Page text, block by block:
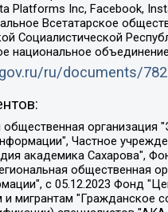
Platforms Inc, Facebook,
Всетатарское
Социалистической
национальное
ru/documents/
Центр Юрия Левады", Автономная некоммерческая организация социальной поддержки населения "Проект Апрель", Региональная общественная организация помощи женщинам и детям, находящимся в кризисной ситуации "Информационно-методический центр "Анна", Фонд содействия развитию массовых коммуникаций и правовому просвещению "Так-так-Так", Фонд содействия устойчивому развитию "Серебряная тайга", Свердловский региональный общественный фонд социальных проектов "Новое время", "Idel.Реалии", Кавказ.Реалии, Крым.Реалии, Телеканал Настоящее Время, Татаро-башкирская служба Радио Свобода (Azatliq Radiosi), Радио Свободная Европа/Радио Свобода (PCE/PC), "Сибирь.Реалии", "Фактограф", Благотворительный фонд помощи осужденным и их семьям, Автономная некоммерческая организация "Институт глобализации и социальных движений", Фонд "В защиту прав заключенных", Частное учреждение "Центр поддержки и содействия развитию средств массовой информации", Пензенский региональный общественный благотворительный фонд "Гражданский союз", "Север.Реалии", Некоммерческая организация Фонд "Правовая инициатива", Общество с ограниченной ответственностью "Радио Свободная Европа/Радио Свобода", Чешское информационное агентство "MEDIUM-ORIENT", Красноярская региональная общественная организация "Мы против СПИДа", Камалягин Денис Николаевич, Маркелов Сергей Евгеньевич, Пономарев Лев Александрович, Савицкая Людмила Алексеевна, Автономная некоммерческая организация "Центр по работе с проблемой насилия "НАСИЛИЮ.НЕТ", Межрегиональный профессиональный союз работников здравоохранения "Альянс врачей", Юридическое лицо, зарегистрированное в Латвийской